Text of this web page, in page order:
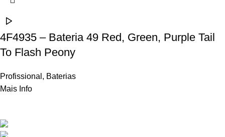
4F4935 – Bateria 49 Red, Green, Purple Tail
To Flash Peony
Profissional , Baterias
Mais Info